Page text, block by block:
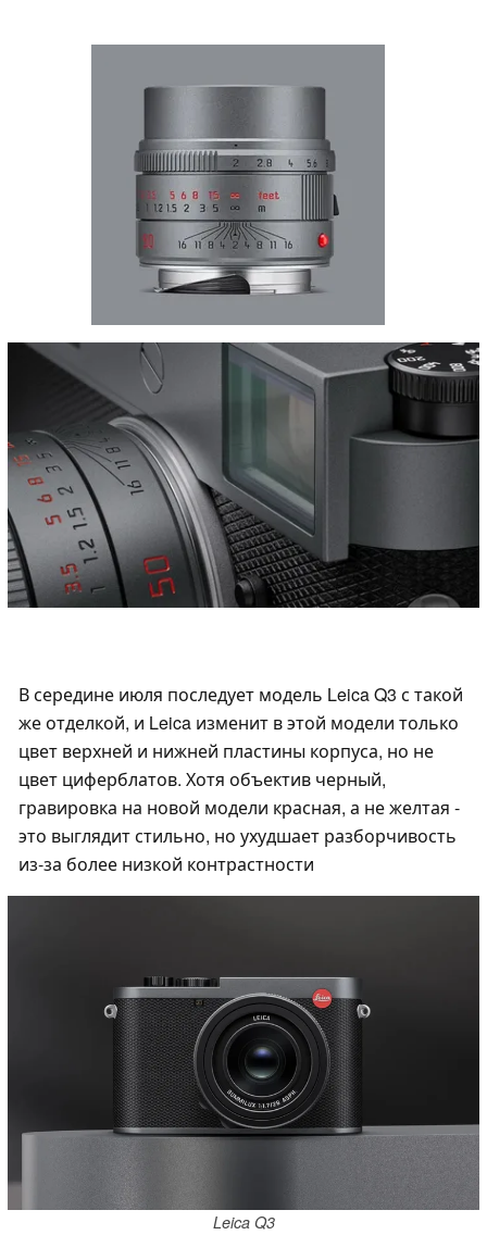
В середине июля последует модель Leica Q3 с такой
же отделкой, и Leica изменит в этой модели только
цвет верхней и нижней пластины корпуса, но не
цвет циферблатов. Хотя объектив черный,
гравировка на новой модели красная, а не желтая -
это выглядит стильно, но ухудшает разборчивость
из-за более низкой контрастности
Leica Q3